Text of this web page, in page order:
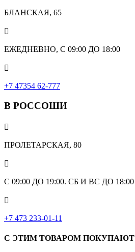
БЛАНСКАЯ, 65

ЕЖЕДНЕВНО, С 09:00 ДО 18:00

‎+7 47354 62-777
В РОССОШИ

ПРОЛЕТАРСКАЯ, 80

С 09:00 ДО 19:00. СБ И ВС ДО 18:00

+7 473 233-01-11
С ЭТИМ ТОВАРОМ ПОКУПАЮТ